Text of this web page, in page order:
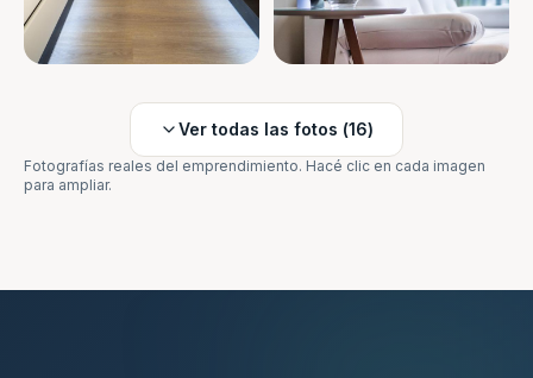
Ver todas las fotos (16)
Fotografías reales del emprendimiento. Hacé clic en cada imagen
para ampliar.